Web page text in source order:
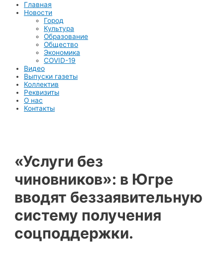
Главная
Новости
Город
Культура
Образование
Общество
Экономика
COVID-19
Видео
Выпуски газеты
Коллектив
Реквизиты
О нас
Контакты
«Услуги без
чиновников»: в Югре
вводят беззаявительную
систему получения
соцподдержки.